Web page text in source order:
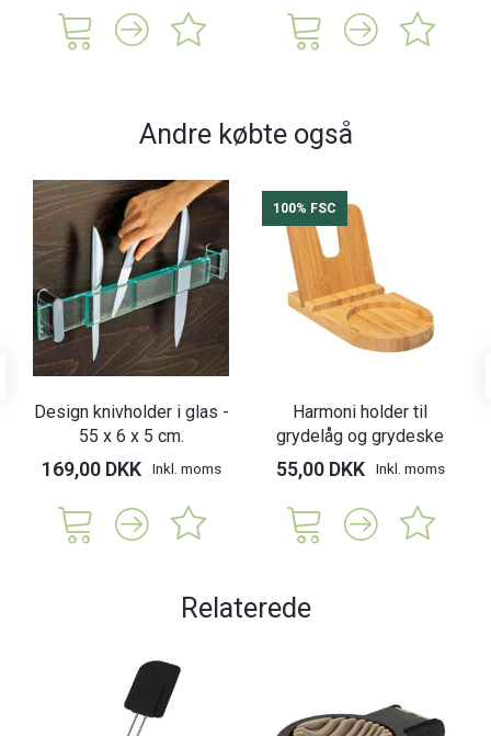
Andre købte også
Design knivholder i glas -
55 x 6 x 5 cm.
169,00 DKK Inkl. moms
100% FSC
Harmoni holder til
grydelåg og grydeske
55,00 DKK Inkl. moms
Relaterede